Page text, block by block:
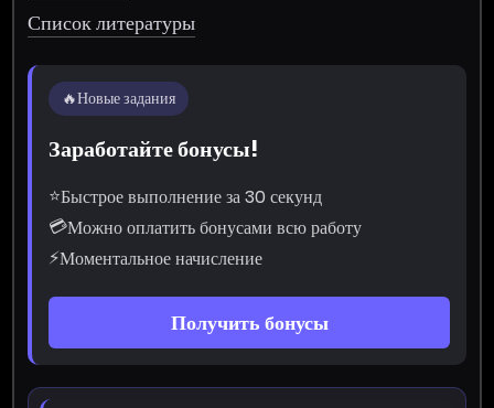
Список литературы
🔥Новые задания
Заработайте бонусы!
⭐Быстрое выполнение за 30 секунд
💳Можно оплатить бонусами всю работу
⚡Моментальное начисление
Получить бонусы